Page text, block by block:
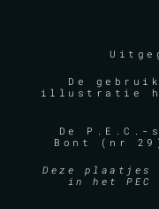
De
illustratie
De P.E.C.-
Bont (nr
Deze plaatjes
in het